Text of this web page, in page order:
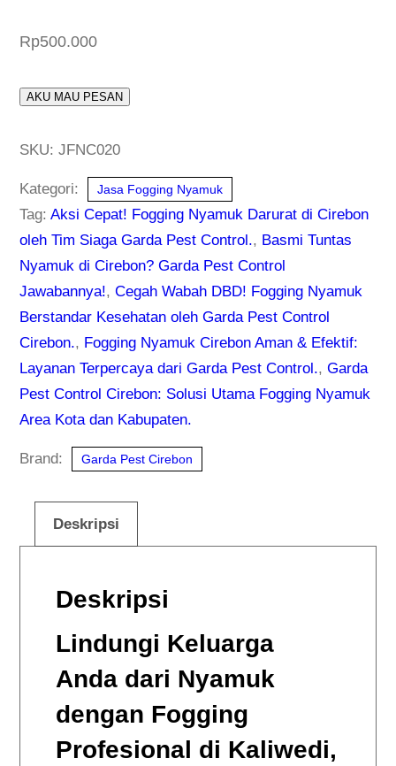
Rp500.000
AKU MAU PESAN
SKU:JFNC020
Kategori: Jasa Fogging Nyamuk
Tag:Aksi Cepat! Fogging Nyamuk Darurat di Cirebon
oleh Tim Siaga Garda Pest Control., Basmi Tuntas
Nyamuk di Cirebon? Garda Pest Control
Jawabannya!,Cegah Wabah DBD! Fogging Nyamuk
Berstandar Kesehatan oleh Garda Pest Control
Cirebon., Fogging Nyamuk Cirebon Aman & Efektif:
Layanan Terpercaya dari Garda Pest Control.,Garda
Pest Control Cirebon: Solusi Utama Fogging Nyamuk
Area Kota dan Kabupaten.
Brand: Garda Pest Cirebon
Deskripsi
Deskripsi
Lindungi Keluarga
Anda dari Nyamuk
dengan Fogging
Profesional di Kaliwedi,